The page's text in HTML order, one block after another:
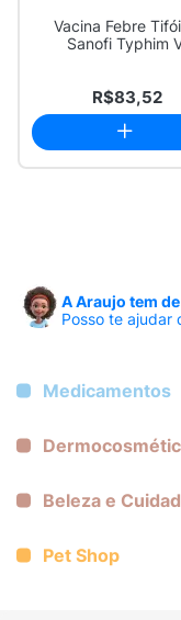
Vacina Febre
Sanofi Typhim
R$83,52
A Araujo tem
Posso te ajudar
Medicamentos
Beleza e
Pet Shop